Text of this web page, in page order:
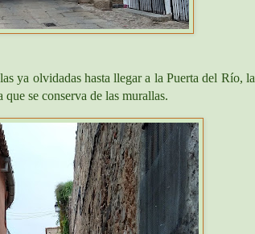
ya olvidadas hasta llegar a la Puerta del Río, la
se conserva de las murallas.